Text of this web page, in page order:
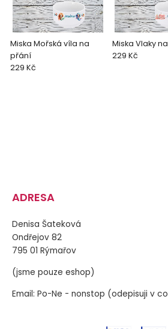
Miska Mořská víla na
přání
229 Kč
Miska Vlaky
229 Kč
ADRESA
Denisa Šateková
Ondřejov 82
795 01 Rýmařov
(jsme pouze eshop)
Email: Po-Ne - nonstop (odepisuji v